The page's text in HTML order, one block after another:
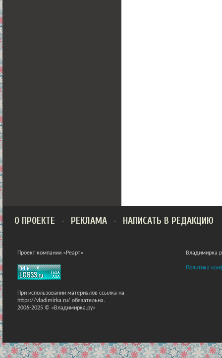
О ПРОЕКТЕ РЕКЛАМА НАПИСАТЬ В РЕДАКЦИЮ
Проект компании «Реарт»
При использовании материалов ссылка на
https://vladimirka.ru/ обязательна.
2006-2025 © «Владимирка.ру»
Владимирка
Политика